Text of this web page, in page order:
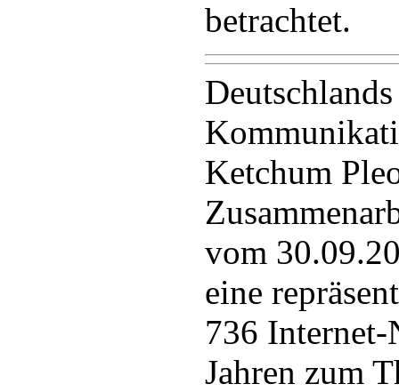
betrachtet.
Ketchum
vom
eine
736 Internet-
Jahren zum